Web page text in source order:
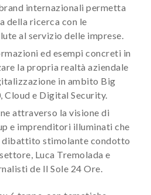
internazionali permetta
della ricerca con le
al servizio delle imprese.
ed esempi concreti in
la propria realtà aziendale
in ambito Big
Cloud e Digital Security.
attraverso la visione di
e imprenditori illuminati che
dibattito stimolante condotto
Luca Tremolada e
de Il Sole 24 Ore.